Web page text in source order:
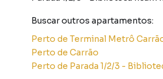
**Localização Estratégica:**
Situado em uma localização
proporciona fácil acesso a uma
restaurantes, escolas e hospitais,
Buscar outros apartamentos:
Perto de Terminal Metrô
Perto de Carrão
Perto de Parada 1/2/3 -